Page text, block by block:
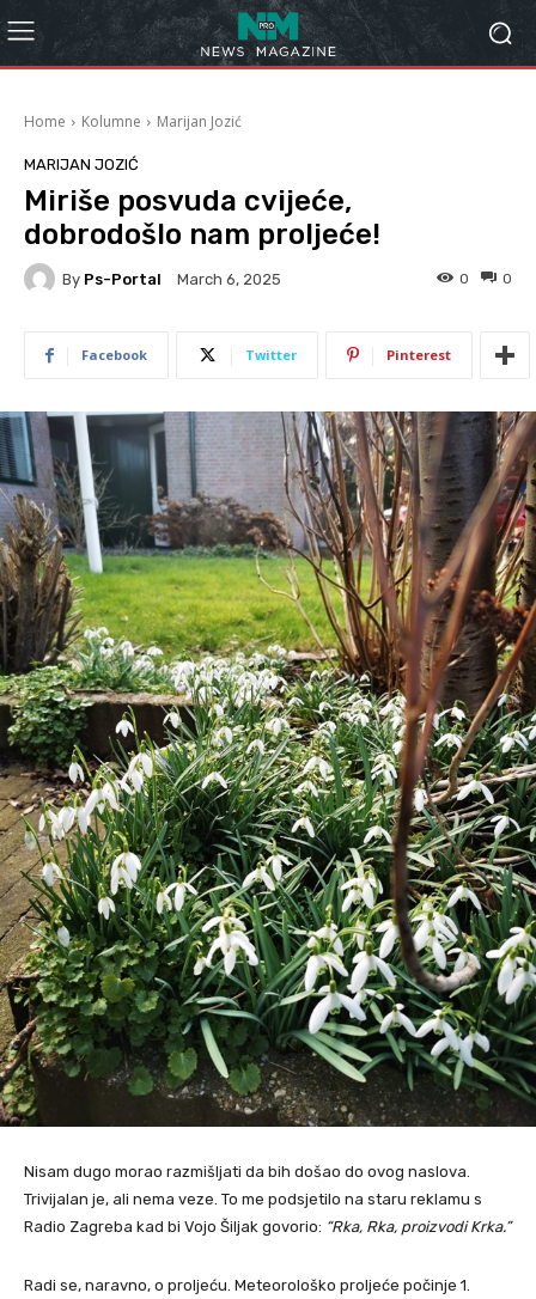
Home Kolumne Marijan Jozić
MARIJAN JOZIĆ
Miriše posvuda cvijeće,
dobrodošlo nam proljeće!
By Ps-Portal March 6, 2025 0
0
Facebook Twitter Pinterest
Nisam dugo morao razmišljati da bih došao do ovog naslova.
Trivijalan je, ali nema veze. To me podsjetilo na staru reklamu s
Radio Zagreba kad bi Vojo Šiljak govorio: “Rka, Rka, proizvodi Krka.”
Radi se, naravno, o proljeću. Meteorološko proljeće počinje 1.